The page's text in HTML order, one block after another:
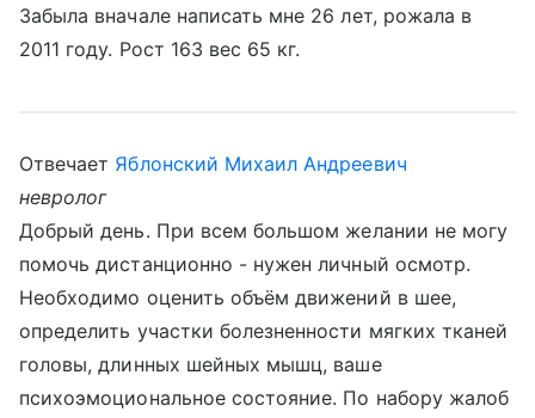
Забыла вначале написать мне 26 лет, рожала в
2011 году. Рост 163 вес 65 кг.
Отвечает Яблонский Михаил Андреевич
невролог
Добрый день. При всем большом желании не могу
помочь дистанционно - нужен личный осмотр.
Необходимо оценить объём движений в шее,
определить участки болезненности мягких тканей
головы, длинных шейных мышц, ваше
психоэмоциональное состояние. По набору жалоб